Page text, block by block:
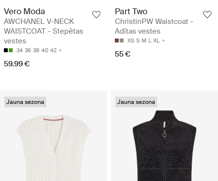
Vero Moda
AWCHANEL V-NECK
WAISTCOAT - Stepētas
vestes
34 36 38 40 42
59.99 €
Part Two
ChristinPW Waistcoat -
Adītas vestes
XS S M L XL
55 €
Jauna sezona Jauna sezona